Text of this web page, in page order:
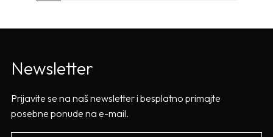
Newsletter
Prijavite se na naš newsletter i besplatno primajte
posebne ponude na e-mail.